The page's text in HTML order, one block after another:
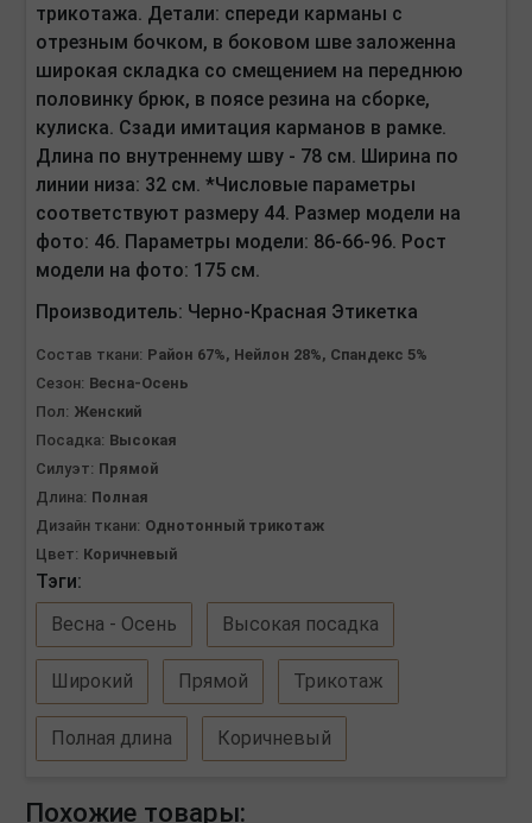
трикотажа. Детали: спереди карманы с
отрезным бочком, в боковом шве заложенна
широкая складка со смещением на переднюю
половинку брюк, в поясе резина на сборке,
кулиска. Сзади имитация карманов в рамке.
Длина по внутреннему шву - 78 см. Ширина по
линии низа: 32 см. *Числовые параметры
соответствуют размеру 44. Размер модели на
фото: 46. Параметры модели: 86-66-96. Рост
модели на фото: 175 см.
Производитель: Черно-Красная Этикетка
Состав ткани: Район 67%, Нейлон 28%, Спандекс 5%
Сезон: Весна-Осень
Пол: Женский
Посадка: Высокая
Силуэт: Прямой
Длина: Полная
Дизайн ткани: Однотонный трикотаж
Цвет: Коричневый
Тэги:
Весна - Осень
Высокая посадка
Широкий Прямой Трикотаж
Полная длина Коричневый
Похожие товары: